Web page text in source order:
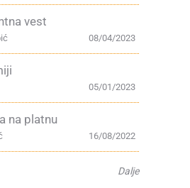
vest
08/04/2023
05/01/2023
na platnu
16/08/2022
Dalje